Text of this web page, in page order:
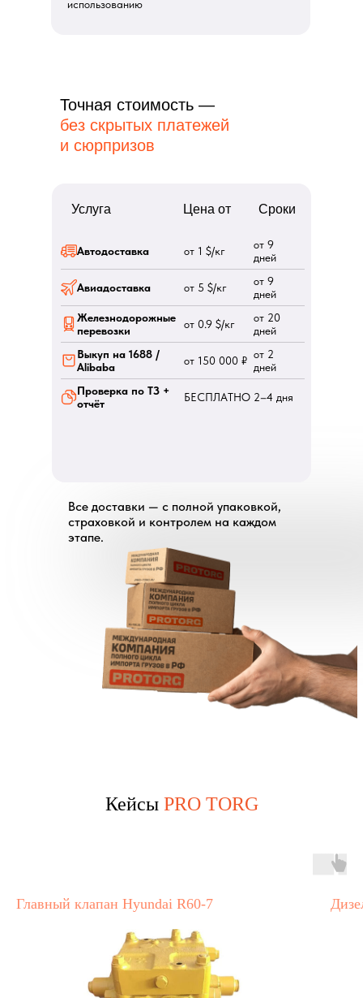
использованию
Точная стоимость —
без скрытых платежей
и сюрпризов
Сроки
Цена от
Услуга
Автодоставка от 1 $/кг
от 9
дней
Авиадоставка от 5 $/кг
от 9
дней
Железнодорожные
перевозки
от 0.9 $/кг
от 20
дней
Выкуп на 1688 /
Alibaba
от 150 000 ₽ от 2
дней
Проверка по ТЗ +
отчёт
БЕСПЛАТНО 2–4 дня
Все доставки — с полной упаковкой,
страховкой и контролем на каждом
этапе.
Кейсы PRO TORG
Главный клапан Hyundai R60-7